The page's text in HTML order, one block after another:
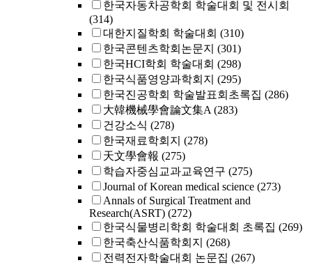
한국자동차공학회 학술대회 및 전시회
(314)
대한지질학회 학술대회 (310)
한국콘텐츠학회논문지 (301)
한국HCI학회 학술대회 (298)
한국식품영양과학회지 (295)
한국진공학회 학술발표회초록집 (286)
大韓機械學會論文集A (283)
건강소식 (278)
한국재료학회지 (278)
天文學會報 (275)
학습자중심교과교육연구 (275)
Journal of Korean medical science (273)
Annals of Surgical Treatment and
Research(ASRT) (272)
한국식물병리학회 학술대회 초록집 (269)
한국축산식품학회지 (268)
전력전자학술대회 논문집 (267)